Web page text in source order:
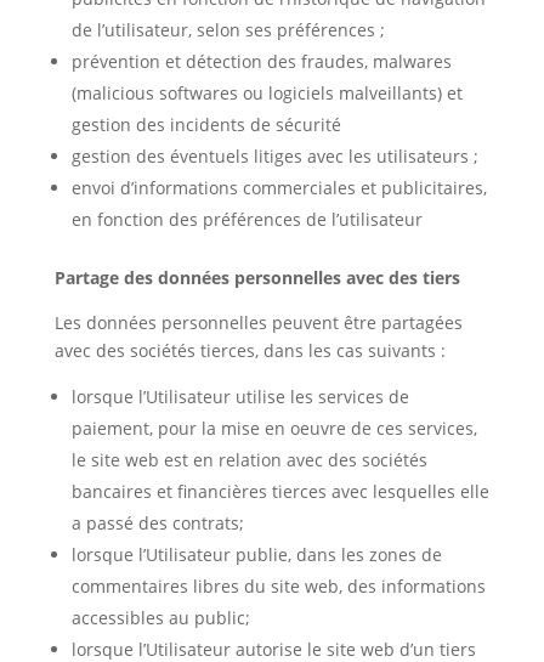
de l’utilisateur, selon ses préférences ;
prévention et détection des fraudes, malwares
(malicious softwares ou logiciels malveillants) et
gestion des incidents de sécurité
gestion des éventuels litiges avec les utilisateurs ;
envoi d’informations commerciales et publicitaires,
en fonction des préférences de l’utilisateur
Partage des données personnelles avec des tiers
Les données personnelles peuvent être partagées
avec des sociétés tierces, dans les cas suivants :
lorsque l’Utilisateur utilise les services de
paiement, pour la mise en oeuvre de ces services,
le site web est en relation avec des sociétés
bancaires et financières tierces avec lesquelles elle
a passé des contrats;
lorsque l’Utilisateur publie, dans les zones de
commentaires libres du site web, des informations
accessibles au public;
lorsque l’Utilisateur autorise le site web d’un tiers